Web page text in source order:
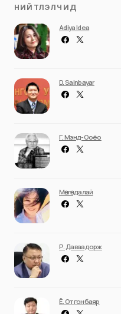
НИЙТЛЭЛЧИД
Adiya Idea
D. Sainbayar
Г. Мэнд-Ооёо
Мөнгөндалай
Р. Даваадорж
Ё. Отгонбаяр